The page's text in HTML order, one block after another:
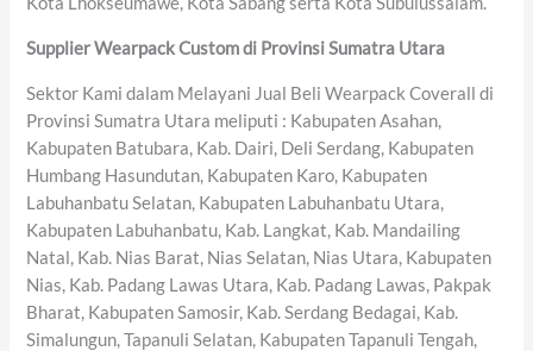
Supplier Wearpack Custom di Provinsi Sumatra Utara
Sektor Kami dalam Melayani Jual Beli Wearpack Coverall di
Provinsi Sumatra Utara meliputi : Kabupaten Asahan,
Kabupaten Batubara, Kab. Dairi, Deli Serdang, Kabupaten
Humbang Hasundutan, Kabupaten Karo, Kabupaten
Labuhanbatu Selatan, Kabupaten Labuhanbatu Utara,
Kabupaten Labuhanbatu, Kab. Langkat, Kab. Mandailing
Natal, Kab. Nias Barat, Nias Selatan, Nias Utara, Kabupaten
Nias, Kab. Padang Lawas Utara, Kab. Padang Lawas, Pakpak
Bharat, Kabupaten Samosir, Kab. Serdang Bedagai, Kab.
Simalungun, Tapanuli Selatan, Kabupaten Tapanuli Tengah,